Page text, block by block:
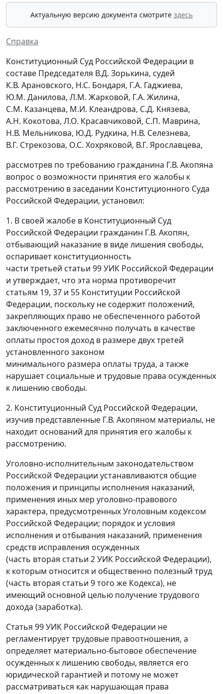
Актуальную версию документа смотрите здесь
Справка
Конституционный Суд Российской Федерации в
составе Председателя В.Д. Зорькина, судей
К.В. Арановского, Н.С. Бондаря, Г.А. Гаджиева,
Ю.М. Данилова, Л.М. Жарковой, Г.А. Жилина,
С.М. Казанцева, М.И. Клеандрова, С.Д. Князева,
А.Н. Кокотова, Л.О. Красавчиковой, С.П. Маврина,
Н.В. Мельникова, Ю.Д. Рудкина, Н.В. Селезнева,
В.Г. Стрекозова, О.С. Хохряковой, В.Г. Ярославцева,
рассмотрев по требованию гражданина Г.В. Акопяна
вопрос о возможности принятия его жалобы к
рассмотрению в заседании Конституционного Суда
Российской Федерации, установил:
1. В своей жалобе в Конституционный Суд
Российской Федерации гражданин Г.В. Акопян,
отбывающий наказание в виде лишения свободы,
оспаривает конституционность
части третьей статьи 99 УИК Российской Федерации
и утверждает, что эта норма противоречит
статьям 19, 37 и 55 Конституции Российской
Федерации, поскольку не содержит положений,
закрепляющих право не обеспеченного работой
заключенного ежемесячно получать в качестве
оплаты простоя доход в размере двух третей
установленного законом
минимального размера оплаты труда, а также
нарушает социальные и трудовые права осужденных
к лишению свободы.
2. Конституционный Суд Российской Федерации,
изучив представленные Г.В. Акопяном материалы, не
находит оснований для принятия его жалобы к
рассмотрению.
Уголовно-исполнительным законодательством
Российской Федерации устанавливаются общие
положения и принципы исполнения наказаний,
применения иных мер уголовно-правового
характера, предусмотренных Уголовным кодексом
Российской Федерации; порядок и условия
исполнения и отбывания наказаний, применения
средств исправления осужденных
(часть вторая статьи 2 УИК Российской Федерации),
к которым относится и общественно полезный труд
(часть вторая статьи 9 того же Кодекса), не
имеющий основной целью получение трудового
дохода (заработка).
Статья 99 УИК Российской Федерации не
регламентирует трудовые правоотношения, а
определяет материально-бытовое обеспечение
осужденных к лишению свободы, является его
юридической гарантией и потому не может
рассматриваться как нарушающая права